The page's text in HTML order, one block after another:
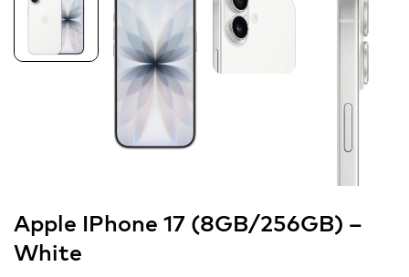
Apple IPhone 17 (8GB/256GB) –
White